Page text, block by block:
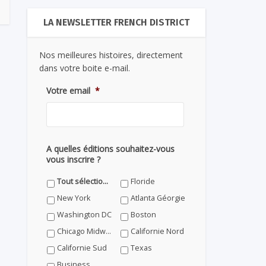
LA NEWSLETTER FRENCH DISTRICT
Nos meilleures histoires, directement
dans votre boite e-mail.
Votre email *
A quelles éditions souhaitez-vous
vous inscrire ?
Tout sélectionner
Floride
New York
Atlanta Géorgie
Washington DC
Boston
Chicago Midwest
Californie Nord
Californie Sud
Texas